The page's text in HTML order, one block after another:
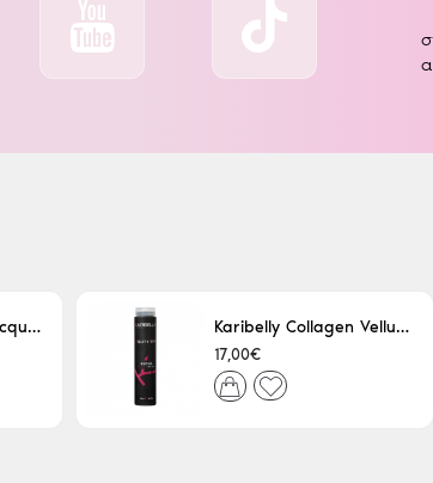
Λακ Professionel Lacque Super Strong 500ml Karibelly Collagen Velluto Nero Leaving 250ml
17,00€